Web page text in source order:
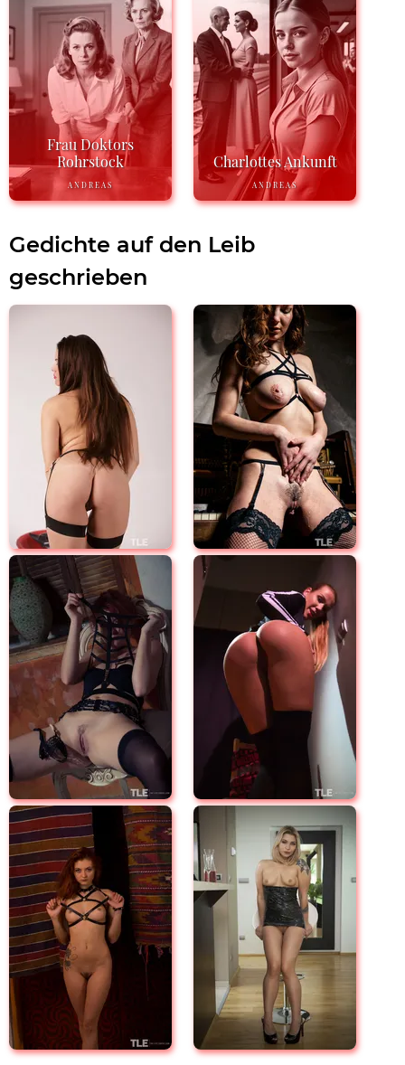
Frau Doktors
Rohrstock
ANDREAS
Charlottes Ankunft
ANDREAS
Gedichte auf den Leib
geschrieben